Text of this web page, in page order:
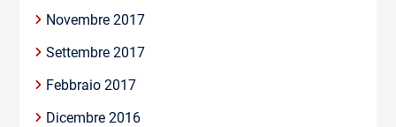
Novembre 2017
Settembre 2017
Febbraio 2017
Dicembre 2016